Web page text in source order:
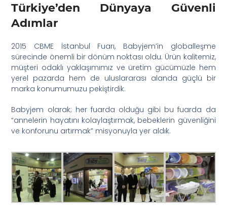
Türkiye’den Dünyaya Güvenli
Adımlar
2015 CBME İstanbul Fuarı, Babyjem’in globalleşme
sürecinde önemli bir dönüm noktası oldu. Ürün kalitemiz,
müşteri odaklı yaklaşımımız ve üretim gücümüzle hem
yerel pazarda hem de uluslararası alanda güçlü bir
marka konumumuzu pekiştirdik.
Babyjem olarak; her fuarda olduğu gibi bu fuarda da
“annelerin hayatını kolaylaştırmak, bebeklerin güvenliğini
ve konforunu artırmak” misyonuyla yer aldık.